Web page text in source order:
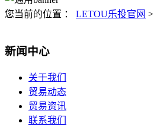
您当前的位置 ： LETOU乐投官网 >
新闻中心
关于我们
贸易动态
贸易资讯
联系我们